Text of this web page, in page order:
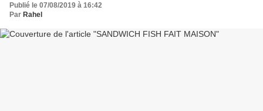
Publié le 07/08/2019 à 16:42
Par Rahel